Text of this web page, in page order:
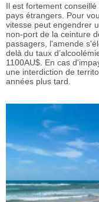
Il est fortement
pays étrangers. Pour
vitesse peut engendrer
non-port de la ceinture
passagers, l'amende
delà du taux
1100AU$. En cas
une interdiction de
années plus tard.